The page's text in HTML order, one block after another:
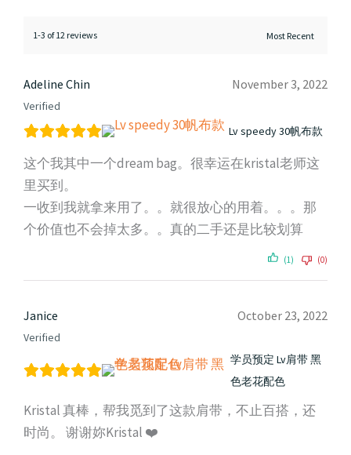
1-3 of 12 reviews
Adeline Chin
Verified
November 3, 2022
Lv speedy 30帆布款
这个我其中一个dream bag。很幸运在kristal老师这
里买到。
一收到我就拿来用了。。就很放心的用着。。。那
个价值也不会掉太多。。真的二手还是比较划算
(1) (0)
Janice
Verified
October 23, 2022
学员预定 Lv肩带 黑
色老花配色
Kristal 真棒，帮我觅到了这款肩带，不止百搭，还
时尚。 谢谢妳Kristal ❤️